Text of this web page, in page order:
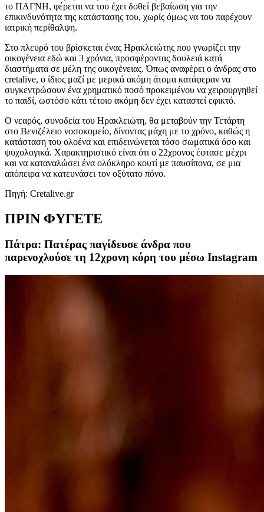
το ΠΑΓΝΗ, φέρεται να του έχει δοθεί βεβαίωση για την
επικινδυνότητα της κατάστασης του, χωρίς όμως να του παρέχουν
ιατρική περίθαλψη.
Στο πλευρό του βρίσκεται ένας Ηρακλειώτης που γνωρίζει την
οικογένεια εδώ και 3 χρόνια, προσφέροντας δουλειά κατά
διαστήματα σε μέλη της οικογένειας. Όπως αναφέρει ο άνδρας στο
cretalive, ο ίδιος μαζί με μερικά ακόμη άτομα κατάφεραν να
συγκεντρώσουν ένα χρηματικό ποσό προκειμένου να χειρουργηθεί
το παιδί, ωστόσο κάτι τέτοιο ακόμη δεν έχει καταστεί εφικτό.
Ο νεαρός, συνοδεία του Ηρακλειώτη, θα μεταβούν την Τετάρτη
στο Βενιζέλειο νοσοκομείο, δίνοντας μάχη με το χρόνο, καθώς η
κατάσταση του ολοένα και επιδεινώνεται τόσο σωματικά όσο και
ψυχολογικά. Χαρακτηριστικό είναι ότι ο 22χρονος έφτασε μέχρι
και να καταναλώσει ένα ολόκληρο κουτί με παυσίπονα, σε μια
απόπειρα να κατευνάσει τον οξύτατο πόνο.
Πηγή: Cretalive.gr
ΠΡΙΝ ΦΥΓΕΤΕ
Πάτρα: Πατέρας παγίδευσε άνδρα που
παρενοχλούσε τη 12χρονη κόρη του μέσω Instagram